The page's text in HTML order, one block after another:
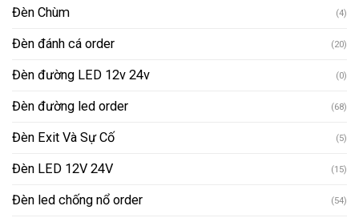
Đèn Chùm (4)
Đèn đánh cá order (20)
Đèn đường LED 12v 24v (0)
Đèn đường led order (68)
Đèn Exit Và Sự Cố (5)
Đèn LED 12V 24V (15)
Đèn led chống nổ order (54)